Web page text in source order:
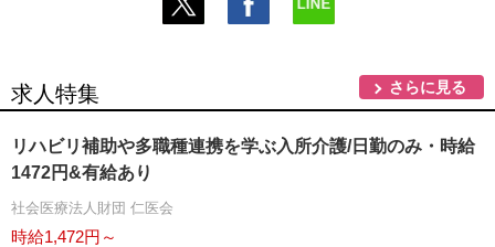
求人特集 さらに見る
リハビリ補助や多職種連携を学ぶ入所介護/日勤のみ・時給
1472円&有給あり
社会医療法人財団 仁医会
時給1,472円～